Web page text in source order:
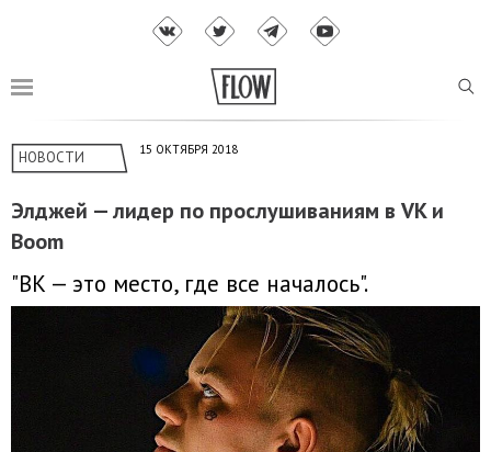
НОВОСТИ 15 ОКТЯБРЯ 2018
Элджей — лидер по прослушиваниям в VK и
Boom
"ВК — это место, где все началось".